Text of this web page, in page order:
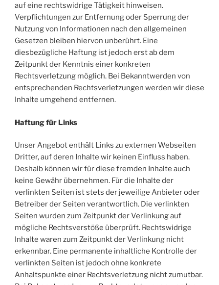
auf eine rechtswidrige Tätigkeit hinweisen.
Verpflichtungen zur Entfernung oder Sperrung der
Nutzung von Informationen nach den allgemeinen
Gesetzen bleiben hiervon unberührt. Eine
diesbezügliche Haftung ist jedoch erst ab dem
Zeitpunkt der Kenntnis einer konkreten
Rechtsverletzung möglich. Bei Bekanntwerden von
entsprechenden Rechtsverletzungen werden wir diese
Inhalte umgehend entfernen.
Haftung für Links
Unser Angebot enthält Links zu externen Webseiten
Dritter, auf deren Inhalte wir keinen Einfluss haben.
Deshalb können wir für diese fremden Inhalte auch
keine Gewähr übernehmen. Für die Inhalte der
verlinkten Seiten ist stets der jeweilige Anbieter oder
Betreiber der Seiten verantwortlich. Die verlinkten
Seiten wurden zum Zeitpunkt der Verlinkung auf
mögliche Rechtsverstöße überprüft. Rechtswidrige
Inhalte waren zum Zeitpunkt der Verlinkung nicht
erkennbar. Eine permanente inhaltliche Kontrolle der
verlinkten Seiten ist jedoch ohne konkrete
Anhaltspunkte einer Rechtsverletzung nicht zumutbar.